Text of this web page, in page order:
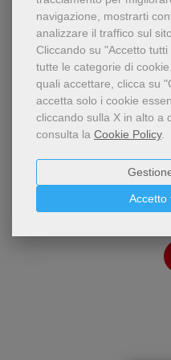
navigazione, mostrarti
analizzare il traffico sul sito.
Cliccando su "Accetto
tutte le categorie di cookie.
quali accettare, clicca su
accetta solo i cookie
cliccando sulla X in alto a
consulta la Cookie Policy.
Accetto
Il
quello di
gusto
Ascoltarti